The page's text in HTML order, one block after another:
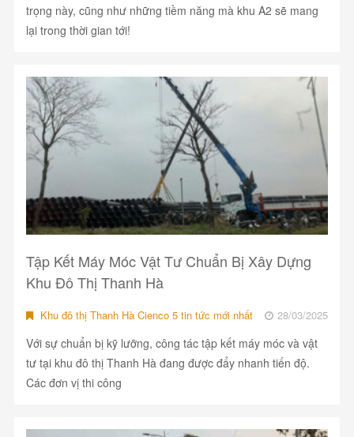
trọng này, cũng như những tiềm năng mà khu A2 sẽ mang
lại trong thời gian tới!
Tập Kết Máy Móc Vật Tư Chuẩn Bị Xây Dựng
Khu Đô Thị Thanh Hà
Khu đô thị Thanh Hà Cienco 5 tin tức mới nhất 28/03/2025
Với sự chuẩn bị kỹ lưỡng, công tác tập kết máy móc và vật
tư tại khu đô thị Thanh Hà đang được đẩy nhanh tiến độ.
Các đơn vị thi công